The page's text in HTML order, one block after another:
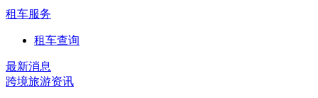
租车服务
租车查询
最新消息
跨境旅游资讯